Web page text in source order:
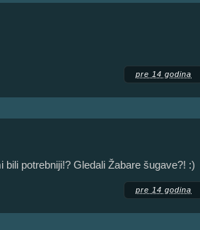
pre 14 godina
potrebniji!? Gledali Žabare šugave?! :)
pre 14 godina